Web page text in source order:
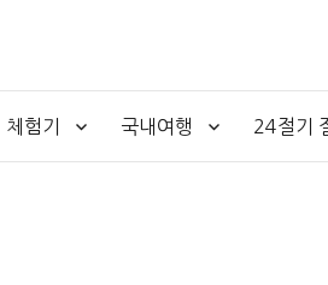
체험기 국내여행 24절기